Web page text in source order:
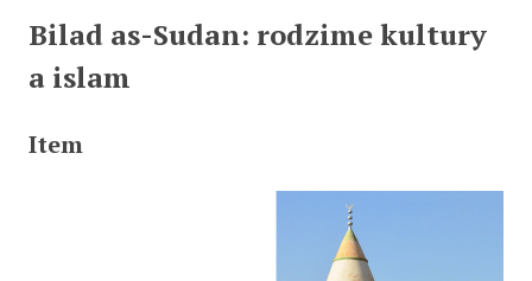
Bilad as-Sudan: rodzime kultury
a islam
Item